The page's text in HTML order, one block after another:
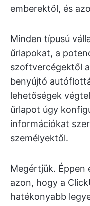
emberektől, és
Minden típusú
űrlapokat, a
szoftvercégektől
benyújtó
lehetőségek
űrlapot úgy
információkat
személyektől.
Megértjük. Éppen
azon, hogy a
hatékonyabb